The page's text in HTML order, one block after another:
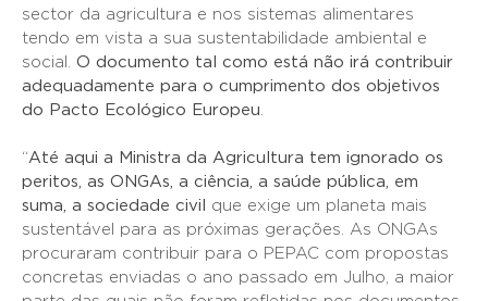
sector da agricultura e nos sistemas alimentares
tendo em vista a sua sustentabilidade ambiental e
social. O documento tal como está não irá contribuir
adequadamente para o cumprimento dos objetivos
do Pacto Ecológico Europeu.
“Até aqui a Ministra da Agricultura tem ignorado os
peritos, as ONGAs, a ciência, a saúde pública, em
suma, a sociedade civil
que exige um planeta mais
sustentável para as próximas gerações. As ONGAs
procuraram contribuir para o PEPAC com propostas
concretas enviadas o ano passado em Julho, a maior